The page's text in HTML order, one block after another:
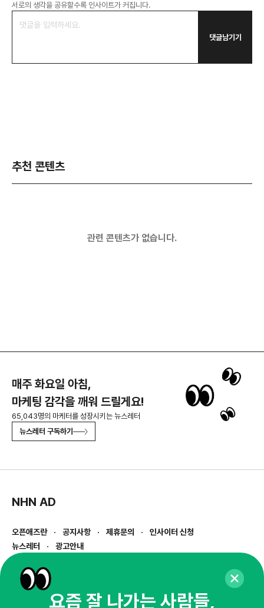
서로의 생각을 공유할수록 인사이트가 커집니다.
댓글남기기
추천 콘텐츠
관련 콘텐츠가 없습니다.
매주 화요일 아침,
마케팅 감각을 깨워 드릴게요!
65,043명의 마케터를 성장시키는 뉴스레터
뉴스레터 구독하기
NHN AD
오픈애즈란 공지사항 제휴문의
인사이터 신청
뉴스레터
광고안내
경기도 성남시 분당구 대왕판교로645번길 16
사업자등록번호 : 144-81-27690(
통신판매업신고번호 : 2014-경기성남-1023
요즘 잘 나가는 사람들,